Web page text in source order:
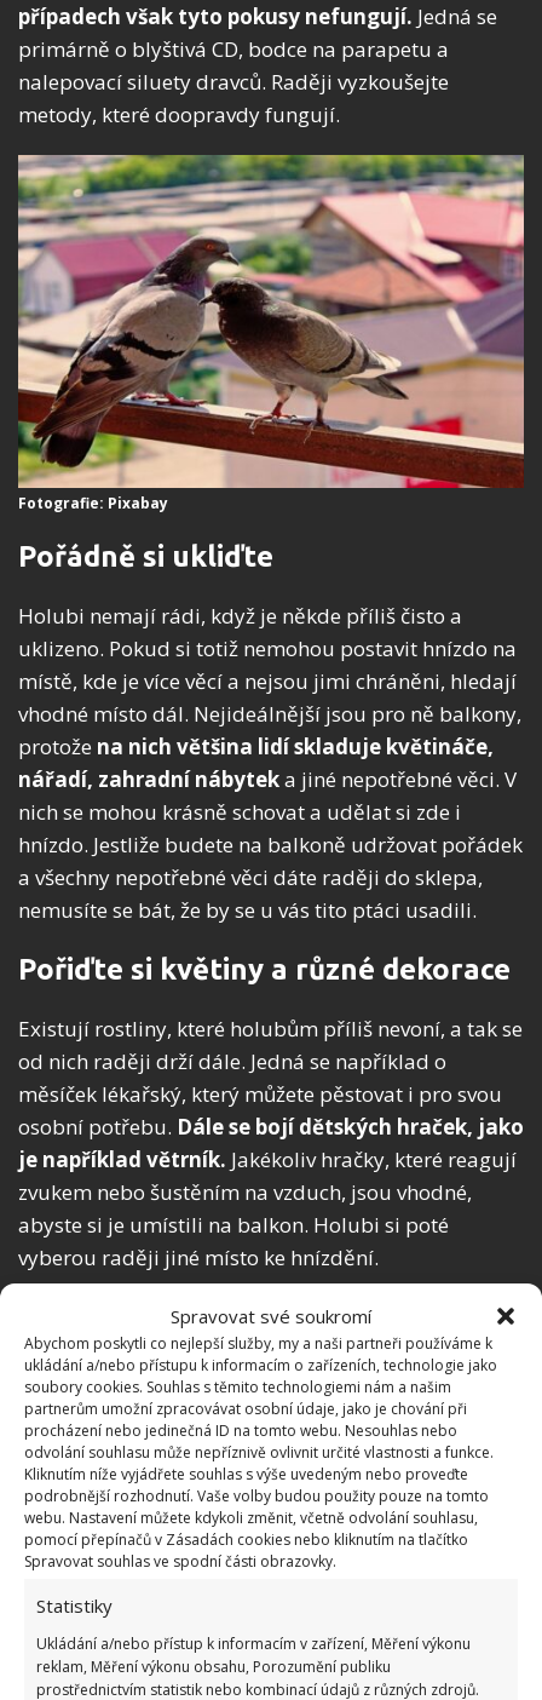
Spravovat své soukromí
Abychom poskytli co nejlepší služby, my a naši partneři používáme k
ukládání a/nebo přístupu k informacím o zařízeních, technologie jako
soubory cookies. Souhlas s těmito technologiemi nám a našim
partnerům umožní zpracovávat osobní údaje, jako je chování při
procházení nebo jedinečná ID na tomto webu. Nesouhlas nebo
odvolání souhlasu může nepříznivě ovlivnit určité vlastnosti a funkce.
Kliknutím níže vyjádřete souhlas s výše uvedeným nebo proveďte
podrobnější rozhodnutí. Vaše volby budou použity pouze na tomto
webu. Nastavení můžete kdykoli změnit, včetně odvolání souhlasu,
pomocí přepínačů v Zásadách cookies nebo kliknutím na tlačítko
Spravovat souhlas ve spodní části obrazovky.
Statistiky
Ukládání a/nebo přístup k informacím v zařízení, Měření výkonu
reklam, Měření výkonu obsahu, Porozumění publiku
prostřednictvím statistik nebo kombinací údajů z různých zdrojů.
případech však tyto pokusy nefungují. Jedná se
primárně o blyštivá CD, bodce na parapetu a
nalepovací siluety dravců. Raději vyzkoušejte
metody, které doopravdy fungují.
Fotografie: Pixabay
Pořádně si ukliďte
Holubi nemají rádi, když je někde příliš čisto a
uklizeno. Pokud si totiž nemohou postavit hnízdo na
místě, kde je více věcí a nejsou jimi chráněni, hledají
vhodné místo dál. Nejideálnější jsou pro ně balkony,
protože na nich většina lidí skladuje květináče,
nářadí, zahradní nábyteka jiné nepotřebné věci. V
nich se mohou krásně schovat a udělat si zde i
hnízdo. Jestliže budete na balkoně udržovat pořádek
a všechny nepotřebné věci dáte raději do sklepa,
nemusíte se bát, že by se u vás tito ptáci usadili.
Pořiďte si květiny a různé dekorace
Existují rostliny, které holubům příliš nevoní, a tak se
od nich raději drží dále. Jedná se například o
měsíček lékařský, který můžete pěstovat i pro svou
osobní potřebu. Dále se bojí dětských hraček, jako
je například větrník. Jakékoliv hračky, které reagují
zvukem nebo šustěním na vzduch, jsou vhodné,
abyste si je umístili na balkon. Holubi si poté
vyberou raději jiné místo ke hnízdění.
Fotografie: Pixabay